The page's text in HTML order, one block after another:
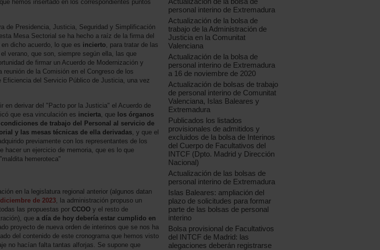
hemos insertado en los correspondientes puntos
de Presidencia, Justicia, Seguridad y Simplificación
Mesa Sectorial se ha hecho a raíz de la firma del
dicho acuerdo, lo que es incierto, para tratar de las
verano, que son, siempre según ella, las que
de firmar un Acuerdo de Modernización y
de la Comisión en el Congreso de los
Eficiencia del Servicio Público de Justicia, una vez
en derivar del "Pacto por la Justicia" el Acuerdo de
que esa vinculación es incierta, que los órganos
de trabajo del Personal al servicio de
y las mesas técnicas de ella derivadas, y que el
previamente con los representantes de los
hacer un ejercicio de memoria, que es lo que
hemeroteca"
en la legislatura regional anterior (algunos datan
de 2023, la administración propuso un
las propuestas por CCOO y el resto de
que a día de hoy debería estar cumplido en
proyecto de nueva orden de interinos que se nos ha
del contenido de este cronograma que hemos visto
no hacían falta tantas alforjas. Se supone que
personal interino de Extremadura
Actualización de la bolsa de
trabajo de la Administración de
Justicia en la Comunitat
Valenciana
Actualización de la bolsa de
personal interino de Extremadura
a 16 de noviembre de 2020
Actualización de bolsas de trabajo
de personal interino de Comunitat
Valenciana, Islas Baleares y
Extremadura
Publicados los listados
provisionales de admitidos y
excluidos de la bolsa de Interinos
del Cuerpo de Facultativos del
INTCF (Dpto. Madrid y Dirección
Nacional)
Actualización de las bolsas de
personal interino de Extremadura
Islas Baleares: ampliación del
plazo de solicitudes para formar
parte de las bolsas de personal
interino
Bolsa provisional de Facultativos
del INTCF de Madrid: las
alegaciones deberán registrarse